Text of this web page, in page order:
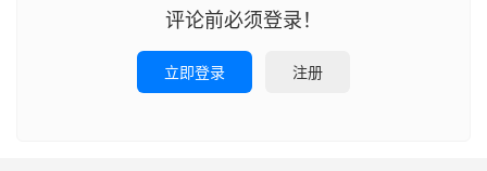
评论前必须登录！
立即登录 注册